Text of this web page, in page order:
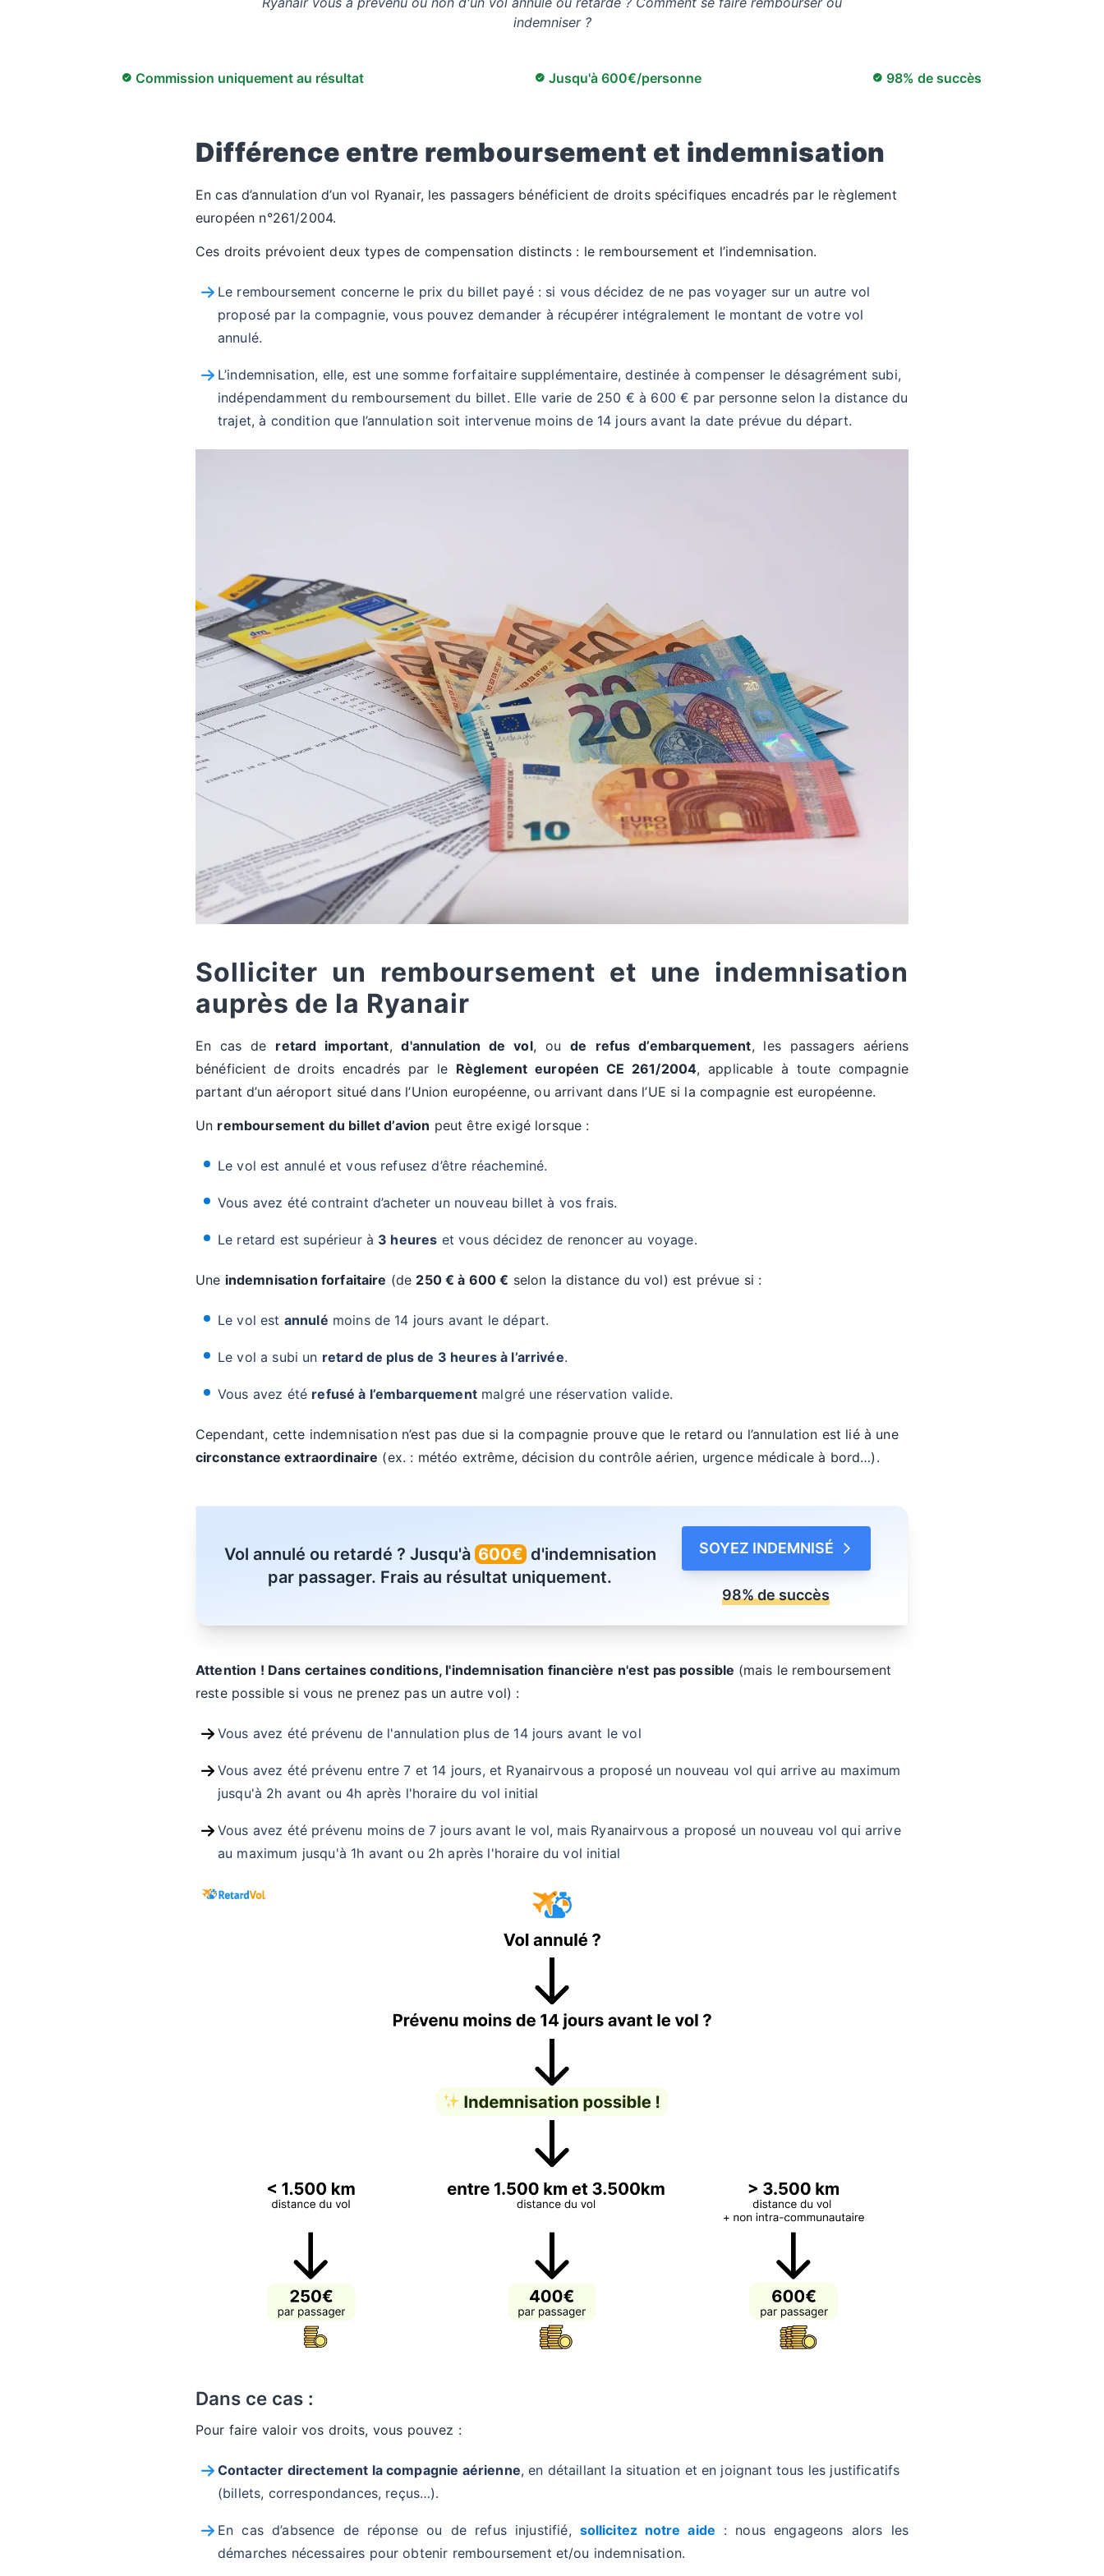
indemniser ?
Commission uniquement au résultat Jusqu'à 600€/personne 98% de succès
Différence entre remboursement et indemnisation
En cas d’annulation d’un vol Ryanair, les passagers bénéficient de droits spécifiques encadrés par le règlement
européen n°261/2004.
Ces droits prévoient deux types de compensation distincts : le remboursement et l’indemnisation.
Le remboursement concerne le prix du billet payé : si vous décidez de ne pas voyager sur un autre vol
proposé par la compagnie, vous pouvez demander à récupérer intégralement le montant de votre vol
annulé.
L’indemnisation, elle, est une somme forfaitaire supplémentaire, destinée à compenser le désagrément subi,
indépendamment du remboursement du billet. Elle varie de 250 € à 600 € par personne selon la distance du
trajet, à condition que l’annulation soit intervenue moins de 14 jours avant la date prévue du départ.
Solliciter un remboursement et une indemnisation
auprès de la Ryanair
En cas de retard important,d'annulation de vol, ou de refus d’embarquement, les passagers aériens
bénéficient de droits encadrés par le Règlement européen CE 261/2004, applicable à toute compagnie
partant d’un aéroport situé dans l’Union européenne, ou arrivant dans l’UE si la compagnie est européenne.
Un remboursement du billet d’avion peut être exigé lorsque :
Le vol est annulé et vous refusez d’être réacheminé.
Vous avez été contraint d’acheter un nouveau billet à vos frais.
Le retard est supérieur à 3 heures et vous décidez de renoncer au voyage.
Une indemnisation forfaitaire (de 250 € à 600 € selon la distance du vol) est prévue si :
Le vol est annulé moins de 14 jours avant le départ.
Le vol a subi un retard de plus de 3 heures à l’arrivée.
Vous avez été refusé à l’embarquementmalgré une réservation valide.
Cependant, cette indemnisation n’est pas due si la compagnie prouve que le retard ou l’annulation est lié à une
circonstance extraordinaire (ex. : météo extrême, décision du contrôle aérien, urgence médicale à bord…).
Vol annulé ou retardé ? Jusqu'à 600€d'indemnisation
par passager. Frais au résultat uniquement.
SOYEZ INDEMNISÉ
98% de succès
Attention ! Dans certaines conditions, l'indemnisation financière n'est pas possible (mais le remboursement
reste possible si vous ne prenez pas un autre vol) :
Vous avez été prévenu de l'annulation plus de 14 jours avant le vol
Vous avez été prévenu entre 7 et 14 jours, et Ryanairvous a proposé un nouveau vol qui arrive au maximum
jusqu'à 2h avant ou 4h après l'horaire du vol initial
Vous avez été prévenu moins de 7 jours avant le vol, mais Ryanairvous a proposé un nouveau vol qui arrive
au maximum jusqu'à 1h avant ou 2h après l'horaire du vol initial
Dans ce cas :
Pour faire valoir vos droits, vous pouvez :
Contacter directement la compagnie aérienne, en détaillant la situation et en joignant tous les justificatifs
(billets, correspondances, reçus…).
En cas d’absence de réponse ou de refus injustifié, sollicitez notre aide : nous engageons alors les
démarches nécessaires pour obtenir remboursement et/ou indemnisation.